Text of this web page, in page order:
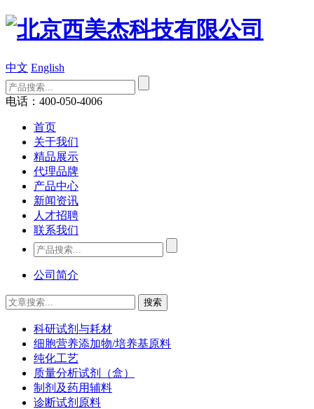
中文 English
电话：400-050-4006
首页
关于我们
精品展示
代理品牌
产品中心
新闻资讯
人才招聘
联系我们
公司简介
科研试剂与耗材
细胞营养添加物/培养基原料
纯化工艺
质量分析试剂（盒）
制剂及药用辅料
诊断试剂原料